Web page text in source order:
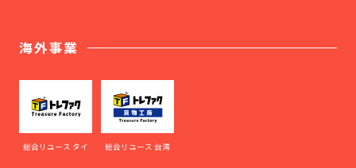
海外事業
総合リユース タイ 総合リユース 台湾